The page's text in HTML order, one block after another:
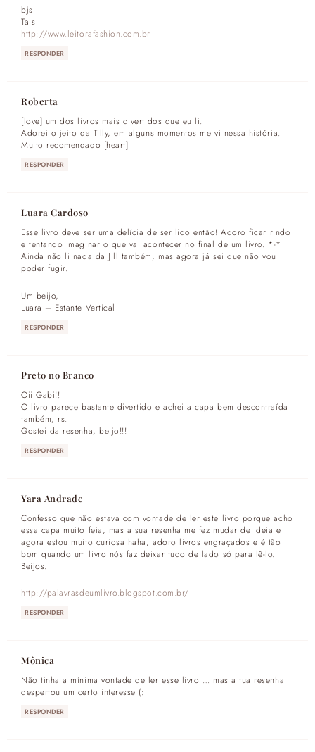
bjs
Tais
http://www.leitorafashion.com.br
RESPONDER
Roberta
[love] um dos livros mais divertidos que eu li.
Adorei o jeito da Tilly, em alguns momentos me vi nessa história.
Muito recomendado [heart]
RESPONDER
Luara Cardoso
Esse livro deve ser uma delícia de ser lido então! Adoro ficar rindo
e tentando imaginar o que vai acontecer no final de um livro. *-*
Ainda não li nada da Jill também, mas agora já sei que não vou
poder fugir.
Um beijo,
Luara – Estante Vertical
RESPONDER
Preto no Branco
Oii Gabi!!
O livro parece bastante divertido e achei a capa bem descontraída
também, rs.
Gostei da resenha, beijo!!!
RESPONDER
Yara Andrade
Confesso que não estava com vontade de ler este livro porque acho
essa capa muito feia, mas a sua resenha me fez mudar de ideia e
agora estou muito curiosa haha, adoro livros engraçados e é tão
bom quando um livro nós faz deixar tudo de lado só para lê-lo.
Beijos.
http://palavrasdeumlivro.blogspot.com.br/
RESPONDER
Mônica
Não tinha a mínima vontade de ler esse livro … mas a tua resenha
despertou um certo interesse (:
RESPONDER